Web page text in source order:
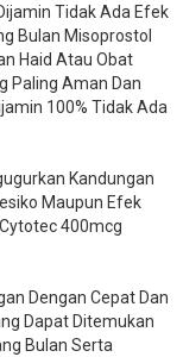
Tidak Ada Efek
Bulan Misoprostol
Haid Atau Obat
Paling Aman Dan
100% Tidak Ada
Kandungan
Maupun Efek
400mcg
Dengan Cepat Dan
Dapat Ditemukan
Bulan Serta